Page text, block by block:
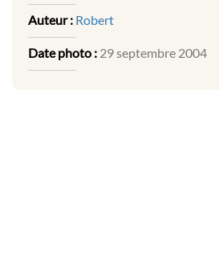
Auteur : Robert
Date photo : 29 septembre 2004